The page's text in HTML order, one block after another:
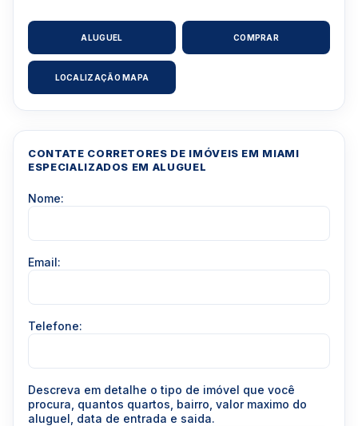
ALUGUEL COMPRAR
LOCALIZAÇÃO MAPA
CONTATE CORRETORES DE IMÓVEIS EM MIAMI
ESPECIALIZADOS EM ALUGUEL
Nome:
Email:
Telefone:
Descreva em detalhe o tipo de imóvel que você
procura, quantos quartos, bairro, valor maximo do
aluguel, data de entrada e saida.